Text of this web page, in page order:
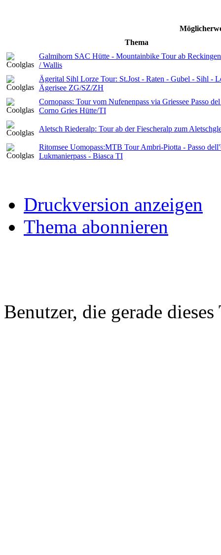
Thema
Galmihorn SAC Hütte - Mountainbike Tour ab
/ Wallis
Ägerital Sihl Lorze Tour: St.Jost - Raten - Gubel - Sihl -
Ägerisee ZG/SZ/ZH
Cornopass: Tour vom Nufenenpass via Griessee Passo
Corno Gries Hütte/TI
Aletsch Riederalp: Tour ab der Fiescheralp zum
Ritomsee Uomopass:MTB Tour Ambri-Piotta - Passo
Lukmanierpass - Biasca TI
Druckversion anzeigen
Thema abonnieren
Benutzer, die gerade